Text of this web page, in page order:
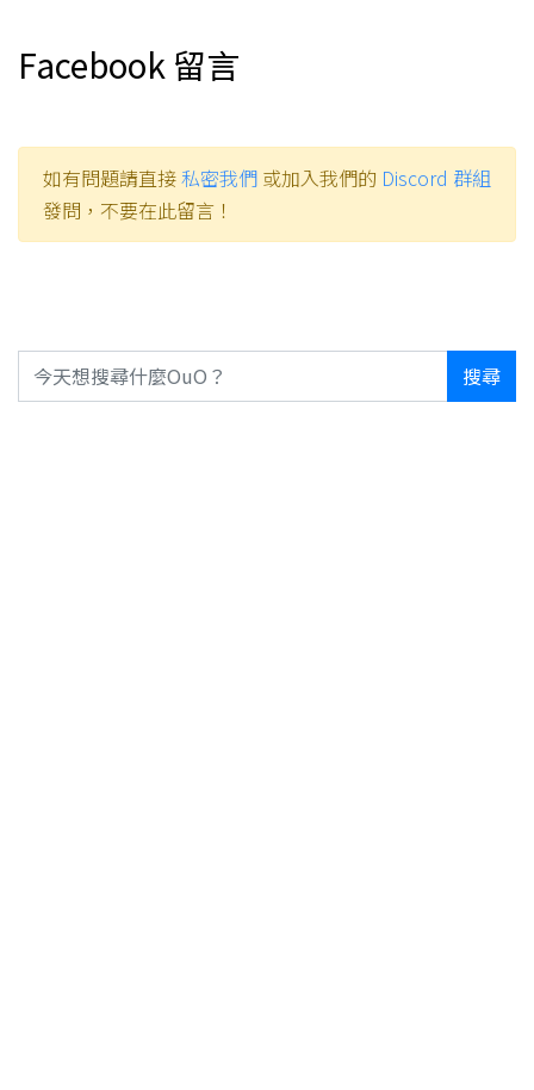
Facebook 留言
如有問題請直接私密我們 或加入我們的 Discord 群組
發問，不要在此留言！
搜尋